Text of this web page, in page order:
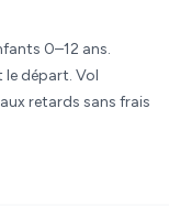
0–12 ans.
départ. Vol
retards sans frais